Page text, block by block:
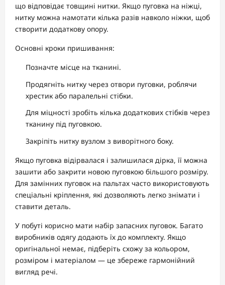
що відповідає товщині нитки. Якщо пуговка на ніжці,
нитку можна намотати кілька разів навколо ніжки, щоб
створити додаткову опору.
Основні кроки пришивання:
Позначте місце на тканині.
Продягніть нитку через отвори пуговки, роблячи
хрестик або паралельні стібки.
Для міцності зробіть кілька додаткових стібків через
тканину під пуговкою.
Закріпіть нитку вузлом з виворітного боку.
Якщо пуговка відірвалася і залишилася дірка, її можна
зашити або закрити новою пуговкою більшого розміру.
Для замінних пуговок на пальтах часто використовують
спеціальні кріплення, які дозволяють легко знімати і
ставити деталь.
У побуті корисно мати набір запасних пуговок. Багато
виробників одягу додають їх до комплекту. Якщо
оригінальної немає, підберіть схожу за кольором,
розміром і матеріалом — це збереже гармонійний
вигляд речі.